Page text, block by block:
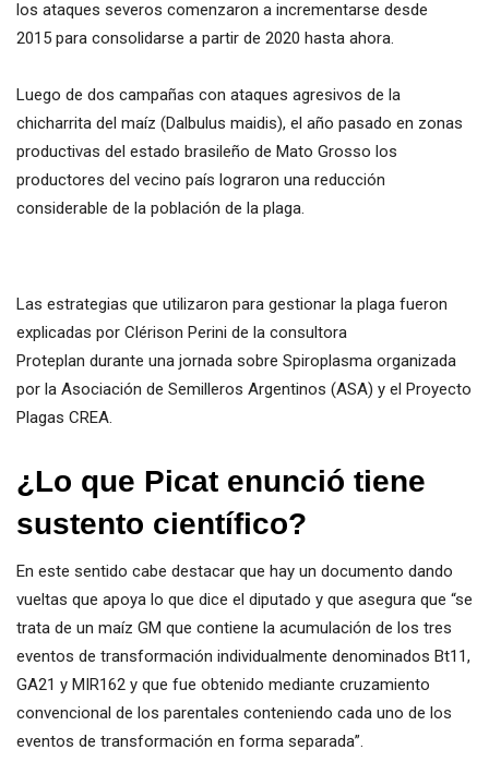
los ataques severos comenzaron a incrementarse desde
2015 para consolidarse a partir de 2020 hasta ahora.
Luego de dos campañas con ataques agresivos de la
chicharrita del maíz (Dalbulus maidis), el año pasado en zonas
productivas del estado brasileño de Mato Grosso los
productores del vecino país lograron una reducción
considerable de la población de la plaga.
Las estrategias que utilizaron para gestionar la plaga fueron
explicadas por Clérison Perini de la consultora
Proteplan durante una jornada sobre Spiroplasma organizada
por la Asociación de Semilleros Argentinos (ASA) y el Proyecto
Plagas CREA.
¿Lo que Picat enunció tiene
sustento científico?
En este sentido cabe destacar que hay un documento dando
vueltas que apoya lo que dice el diputado y que asegura que “se
trata de un maíz GM que contiene la acumulación de los tres
eventos de transformación individualmente denominados Bt11,
GA21 y MIR162 y que fue obtenido mediante cruzamiento
convencional de los parentales conteniendo cada uno de los
eventos de transformación en forma separada”.